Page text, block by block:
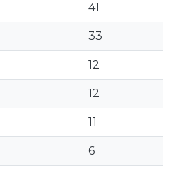
41
33
12
12
11
6